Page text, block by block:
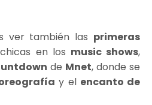
ver también las primeras
en los music shows,
de Mnet, donde se
y el encanto de